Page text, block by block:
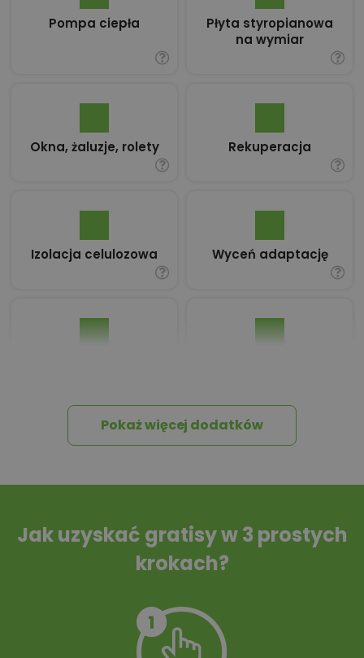
Pompa ciepła
Płyta styropianowa
na wymiar
Okna, żaluzje, rolety Rekuperacja
Izolacja celulozowa Wyceń adaptację
Tablica informacyjna
Przydomowa
10 projektów małej
Pokaż więcej dodatków
Jak uzyskać gratisy w 3 prostych
krokach?